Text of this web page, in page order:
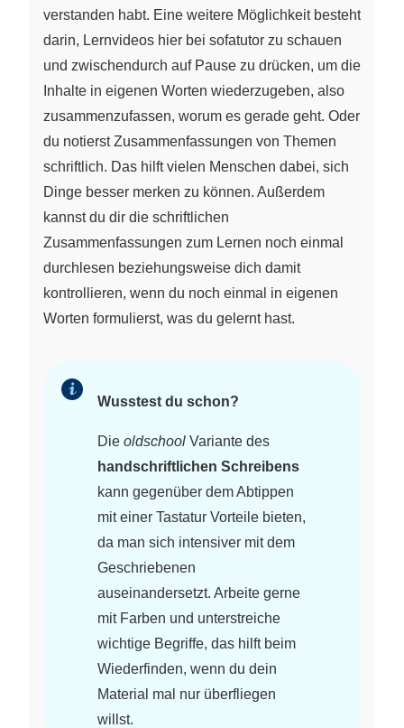
verstanden habt. Eine weitere Möglichkeit besteht
darin, Lernvideos hier bei sofatutor zu schauen
und zwischendurch auf Pause zu drücken, um die
Inhalte in eigenen Worten wiederzugeben, also
zusammenzufassen, worum es gerade geht. Oder
du notierst Zusammenfassungen von Themen
schriftlich. Das hilft vielen Menschen dabei, sich
Dinge besser merken zu können. Außerdem
kannst du dir die schriftlichen
Zusammenfassungen zum Lernen noch einmal
durchlesen beziehungsweise dich damit
kontrollieren, wenn du noch einmal in eigenen
Worten formulierst, was du gelernt hast.
Wusstest du schon?
Die oldschool Variante des
handschriftlichen Schreibens
kann gegenüber dem Abtippen
mit einer Tastatur Vorteile bieten,
da man sich intensiver mit dem
Geschriebenen
auseinandersetzt. Arbeite gerne
mit Farben und unterstreiche
wichtige Begriffe, das hilft beim
Wiederfinden, wenn du dein
Material mal nur überfliegen
willst.